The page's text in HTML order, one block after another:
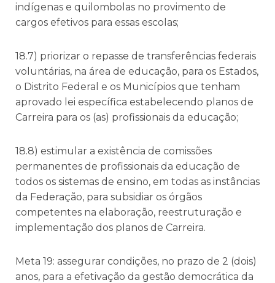
indígenas e quilombolas no provimento de
cargos efetivos para essas escolas;
18.7) priorizar o repasse de transferências federais
voluntárias, na área de educação, para os Estados,
o Distrito Federal e os Municípios que tenham
aprovado lei específica estabelecendo planos de
Carreira para os (as) profissionais da educação;
18.8) estimular a existência de comissões
permanentes de profissionais da educação de
todos os sistemas de ensino, em todas as instâncias
da Federação, para subsidiar os órgãos
competentes na elaboração, reestruturação e
implementação dos planos de Carreira.
Meta 19: assegurar condições, no prazo de 2 (dois)
anos, para a efetivação da gestão democrática da